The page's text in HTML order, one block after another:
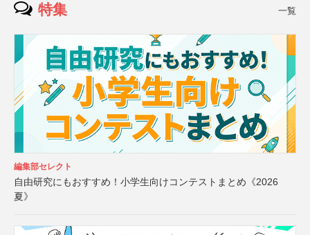
特集 一覧
編集部セレクト
自由研究にもおすすめ！小学生向けコンテストまとめ《2026
夏》